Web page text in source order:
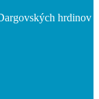
hrdinov